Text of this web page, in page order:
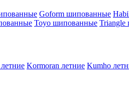
Goform шипованные
Toyo шипованные
Kormoran летние Kumho